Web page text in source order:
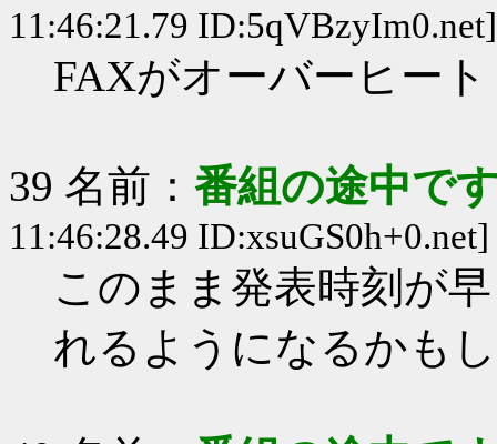
11:46:21.79 ID:5qVBzyIm0.net]
FAXがオーバーヒー
39 名前： 番組の途中で
11:46:28.49 ID:xsuGS0h+0.net]
このまま発表時刻が
れるようになるかも